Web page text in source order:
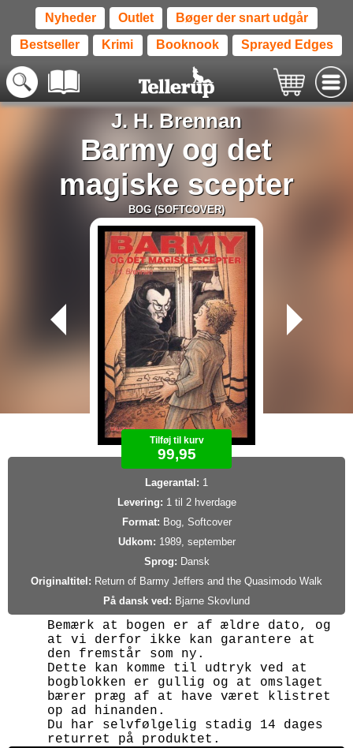
Nyheder Outlet Bøger der snart udgår
Bestseller Krimi Booknook Sprayed Edges
J. H. Brennan
Barmy og det
magiske scepter
BOG (SOFTCOVER)
Tilføj til kurv
99,95
Lagerantal: 1
Levering: 1 til 2 hverdage
Format: Bog, Softcover
Udkom: 1989, september
Sprog: Dansk
Originaltitel: Return of Barmy Jeffers and the Quasimodo Walk
På dansk ved: Bjarne Skovlund
Bemærk at bogen er af ældre dato, og
at vi derfor ikke kan garantere at
den fremstår som ny.
Dette kan komme til udtryk ved at
bogblokken er gullig og at omslaget
bærer præg af at have været klistret
op ad hinanden.
Du har selvfølgelig stadig 14 dages
returret på produktet.